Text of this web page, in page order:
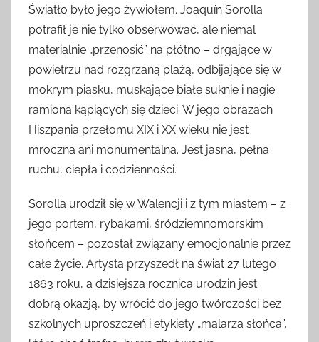
Światło było jego żywiołem. Joaquín Sorolla
potrafił je nie tylko obserwować, ale niemal
materialnie „przenosić” na płótno – drgające w
powietrzu nad rozgrzaną plażą, odbijające się w
mokrym piasku, muskające białe suknie i nagie
ramiona kąpiących się dzieci. W jego obrazach
Hiszpania przełomu XIX i XX wieku nie jest
mroczna ani monumentalna. Jest jasna, pełna
ruchu, ciepła i codzienności.
Sorolla urodził się w Walencji i z tym miastem – z
jego portem, rybakami, śródziemnomorskim
słońcem – pozostał związany emocjonalnie przez
całe życie. Artysta przyszedł na świat 27 lutego
1863 roku, a dzisiejsza rocznica urodzin jest
dobrą okazją, by wrócić do jego twórczości bez
szkolnych uproszczeń i etykiety „malarza słońca”,